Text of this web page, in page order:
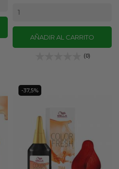
AÑADIR AL CARRITO
(0)
-37,5%